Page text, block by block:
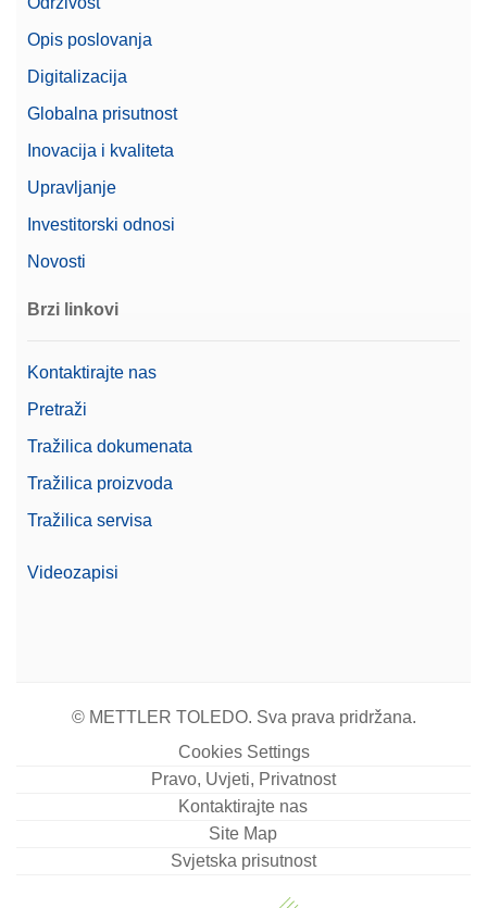
Opis poslovanja
Digitalizacija
Globalna prisutnost
Inovacija i kvaliteta
Upravljanje
Investitorski odnosi
Novosti
Brzi linkovi
Kontaktirajte nas
Pretraži
Tražilica dokumenata
Tražilica proizvoda
Tražilica servisa
Videozapisi
© METTLER TOLEDO. Sva prava pridržana.
Cookies Settings
Pravo, Uvjeti, Privatnost
Kontaktirajte nas
Site Map
Svjetska prisutnost